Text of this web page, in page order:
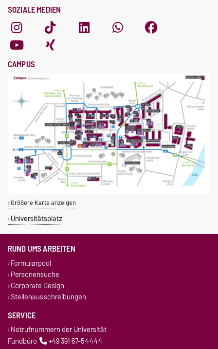
SOZIALE MEDIEN
CAMPUS
Größere Karte anzeigen
Universitätsplatz
RUND UMS ARBEITEN
Formularpool
Personensuche
Corporate Design
Stellenausschreibungen
SERVICE
Notrufnummern der Universität
Fundbüro
+49 391 67-54444